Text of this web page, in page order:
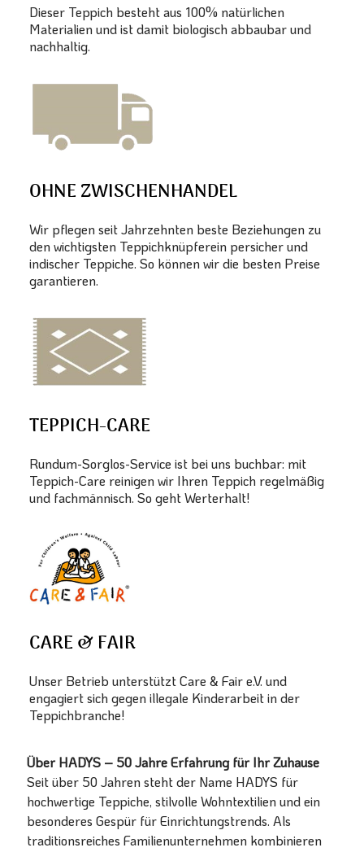
Dieser Teppich besteht aus 100% natürlichen
Materialien und ist damit biologisch abbaubar und
nachhaltig.
OHNE ZWISCHENHANDEL
Wir pflegen seit Jahrzehnten beste Beziehungen zu
den wichtigsten Teppichknüpferein persicher und
indischer Teppiche. So können wir die besten Preise
garantieren.
TEPPICH-CARE
Rundum-Sorglos-Service ist bei uns buchbar: mit
Teppich-Care reinigen wir Ihren Teppich regelmäßig
und fachmännisch. So geht Werterhalt!
CARE & FAIR
Unser Betrieb unterstützt Care & Fair e.V. und
engagiert sich gegen illegale Kinderarbeit in der
Teppichbranche!
Über HADYS – 50 Jahre Erfahrung für Ihr Zuhause
Seit über 50 Jahren steht der Name HADYS für
hochwertige Teppiche, stilvolle Wohntextilien und ein
besonderes Gespür für Einrichtungstrends. Als
traditionsreiches Familienunternehmen kombinieren